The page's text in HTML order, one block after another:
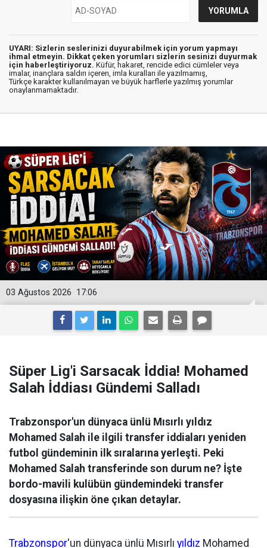
UYARI: Sizlerin seslerinizi duyurabilmek için yorum yapmayı
ihmal etmeyin. Dikkat çeken yorumları sizlerin sesinizi duyurmak
için haberleştiriyoruz. Küfür, hakaret, rencide edici cümleler veya
imalar, inançlara saldırı içeren, imla kuralları ile yazılmamış,
Türkçe karakter kullanılmayan ve büyük harflerle yazılmış yorumlar
onaylanmamaktadır.
17:06
03 Ağustos 2026
Süper Lig'i Sarsacak İddia! Mohamed
Salah İddiası Gündemi Salladı
Trabzonspor'un dünyaca ünlü Mısırlı yıldız
Mohamed Salah ile ilgili transfer iddiaları yeniden
futbol gündeminin ilk sıralarına yerleşti. Peki
Mohamed Salah transferinde son durum ne? İşte
bordo-mavili kulübün gündemindeki transfer
dosyasına ilişkin öne çıkan detaylar.
Trabzonspor'un dünyaca ünlü Mısırlı yıldız Mohamed